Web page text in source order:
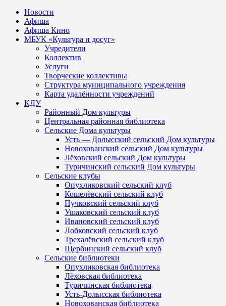
Новости
Афиша
Афиша Кино
МБУК «Культура и досуг»
Учредители
Коллектив
Услуги
Творческие коллективы
Структура муниципального учреждения
Карта удалённости учреждений
КДУ
Районный Дом культуры
Центральная районная библиотека
Сельские Дома культуры
Усть — Долысский сельский Дом культуры
Новохованский сельский Дом культуры
Лёховский сельский Дом культуры
Туричинский сельский Дом культуры
Сельские клубы
Опухликовский сельский клуб
Кошелёвский сельский клуб
Пучковский сельский клуб
Ушаковский сельский клуб
Ивановский сельский клуб
Лобковский сельский клуб
Трехалёвский сельский клуб
Щербинский сельский клуб
Сельские библиотеки
Опухликовская библиотека
Лёховская библиотека
Туричинская библиотека
Усть-Долысская библиотека
Новохованская библиотека